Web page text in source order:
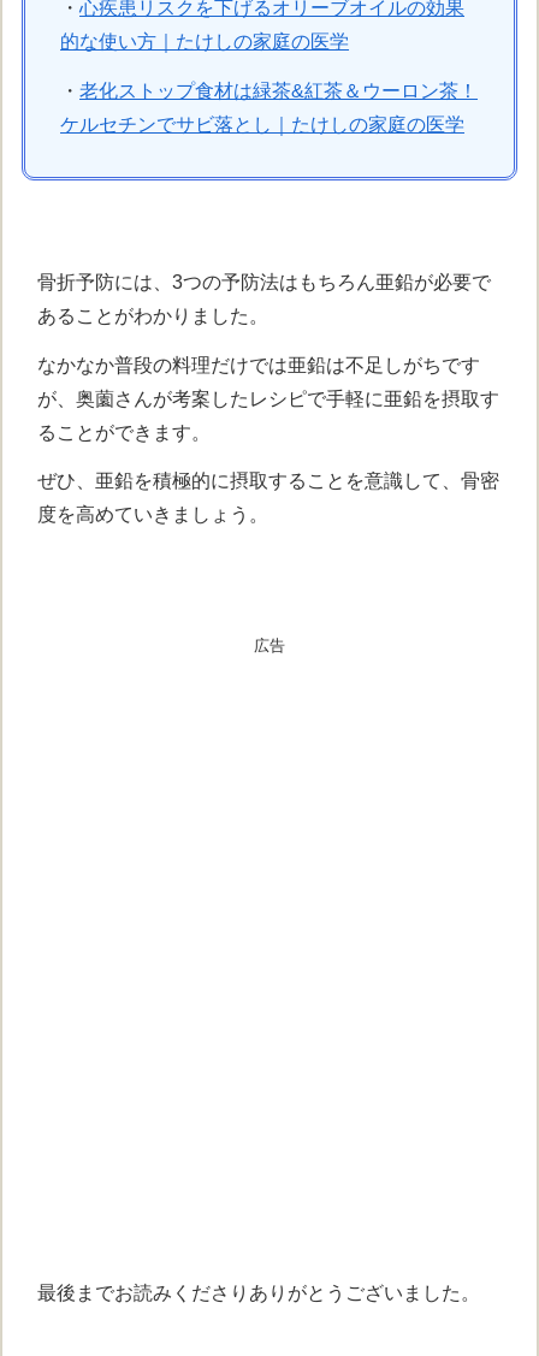
・心疾患リスクを下げるオリーブオイルの効果
的な使い方｜たけしの家庭の医学
・老化ストップ食材は緑茶&紅茶＆ウーロン茶！
ケルセチンでサビ落とし｜たけしの家庭の医学
骨折予防には、3つの予防法はもちろん亜鉛が必要で
あることがわかりました。
なかなか普段の料理だけでは亜鉛は不足しがちです
が、奥薗さんが考案したレシピで手軽に亜鉛を摂取す
ることができます。
ぜひ、亜鉛を積極的に摂取することを意識して、骨密
度を高めていきましょう。
広告
最後までお読みくださりありがとうございました。